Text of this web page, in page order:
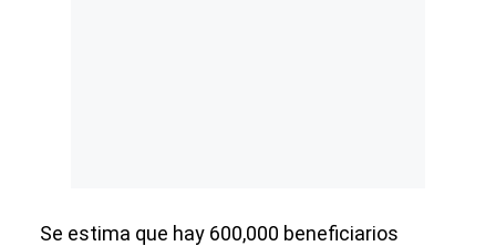
Se estima que hay 600,000 beneficiarios